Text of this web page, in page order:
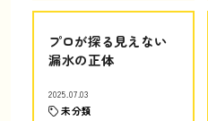
プロが探る見えない
漏水の正体
2025.07.03
未分類